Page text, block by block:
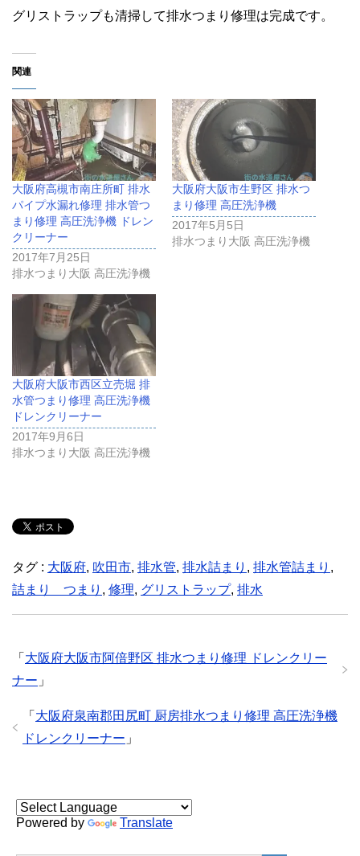
グリストラップも清掃して排水つまり修理は完成です。
関連
大阪府高槻市南庄所町 排水
パイプ水漏れ修理 排水管つ
まり修理 高圧洗浄機 ドレン
クリーナー
2017年7月25日
排水つまり大阪 高圧洗浄機
大阪府大阪市生野区 排水つ
まり修理 高圧洗浄機
2017年5月5日
排水つまり大阪 高圧洗浄機
大阪府大阪市西区立売堀 排
水管つまり修理 高圧洗浄機
ドレンクリーナー
2017年9月6日
排水つまり大阪 高圧洗浄機
タグ : 大阪府, 吹田市, 排水管, 排水詰まり , 排水管詰まり ,
詰まり つまり , 修理, グリストラップ, 排水
「 大阪府大阪市阿倍野区 排水つまり修理 ドレンクリー
ナー 」
「 大阪府泉南郡田尻町 厨房排水つまり修理 高圧洗浄機
ドレンクリーナー 」
Powered by Translate